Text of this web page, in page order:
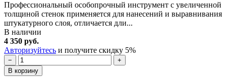
Профессиональный особопрочный инструмент с увеличенной
толщиной стенок применяется для нанесений и выравнивания
штукатурного слоя, отличается дли...
В наличии
4 350 руб.
Авторизуйтесь и получите скидку 5%
−
+
В корзину